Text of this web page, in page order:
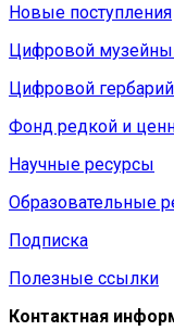
Новые поступления
Цифровой
Цифровой гербарий
Фонд редкой и
Научные ресурсы
Образовательные
Подписка
Полезные ссылки
Контактная